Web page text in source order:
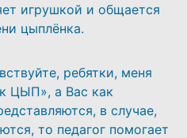
игрушкой и общается
цыплёнка.
ребятки, меня
ЦЫП», а Вас как
в случае,
то педагог помогает